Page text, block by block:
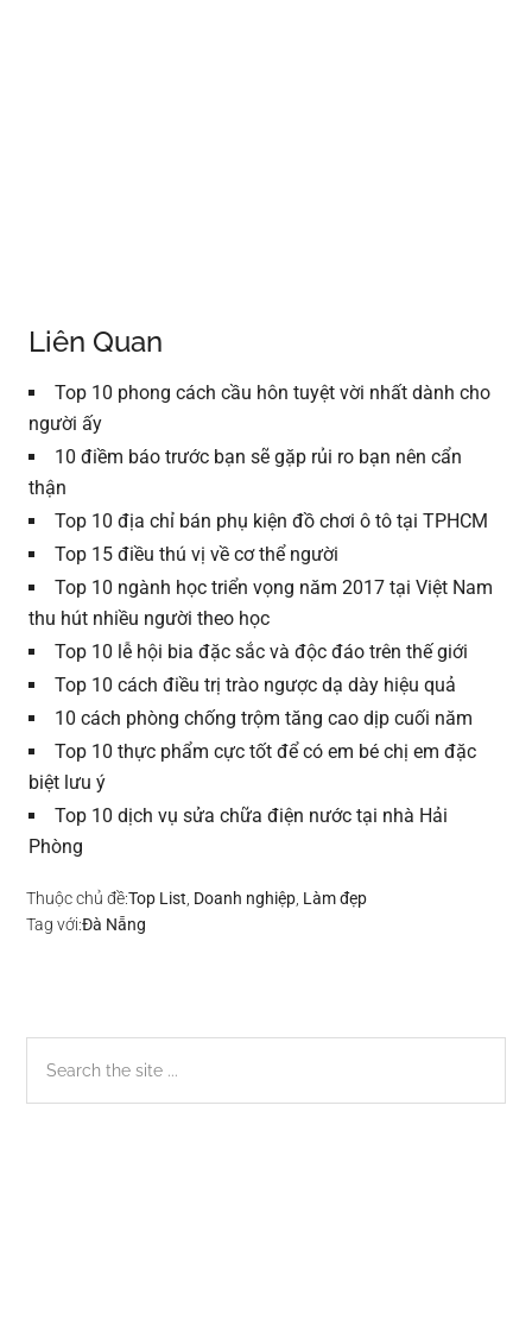
Liên Quan
Top 10 phong cách cầu hôn tuyệt vời nhất dành cho
người ấy
10 điềm báo trước bạn sẽ gặp rủi ro bạn nên cẩn
thận
Top 10 địa chỉ bán phụ kiện đồ chơi ô tô tại TPHCM
Top 15 điều thú vị về cơ thể người
Top 10 ngành học triển vọng năm 2017 tại Việt Nam
thu hút nhiều người theo học
Top 10 lễ hội bia đặc sắc và độc đáo trên thế giới
Top 10 cách điều trị trào ngược dạ dày hiệu quả
10 cách phòng chống trộm tăng cao dịp cuối năm
Top 10 thực phẩm cực tốt để có em bé chị em đặc
biệt lưu ý
Top 10 dịch vụ sửa chữa điện nước tại nhà Hải
Phòng
Thuộc chủ đề:Top List Doanh nghiệp Làm đẹp
Tag với:Đà Nẵng
Sidebar
chính
the